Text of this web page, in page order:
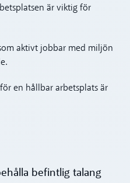
är viktig för
aktivt jobbar med miljön
en hållbar arbetsplats är
befintlig talang